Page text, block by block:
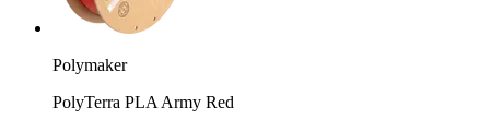
Polymaker
PolyTerra PLA Army Red